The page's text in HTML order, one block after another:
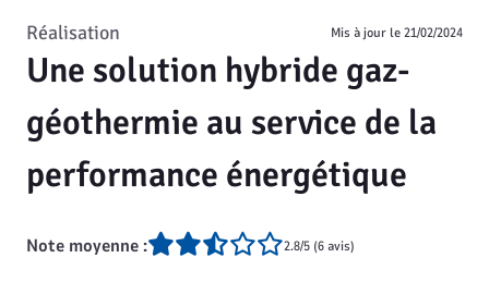
Une solution hybride gaz-
géothermie au service de la
performance énergétique
Réalisation Mis à jour le21/02/2024
Note moyenne : 2.8/5 (6 avis)